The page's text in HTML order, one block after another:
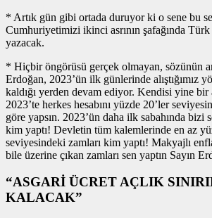
* Artık gün gibi ortada duruyor ki o sene bu
Cumhuriyetimizi ikinci asrının şafağında
yazacak.
* Hiçbir öngörüsü gerçek olmayan, sözünün
Erdoğan, 2023’ün ilk günlerinde alıştığımız
kaldığı yerden devam ediyor. Kendisi yine bir
2023’te herkes hesabını yüzde 20’ler
göre yapsın. 2023’ün daha ilk sabahında bizi
kim yaptı! Devletin tüm kalemlerinde en az
seviyesindeki zamları kim yaptı! Makyajlı
bile üzerine çıkan zamları sen yaptın Sayın
“ASGARİ ÜCRET AÇLIK
KALACAK”